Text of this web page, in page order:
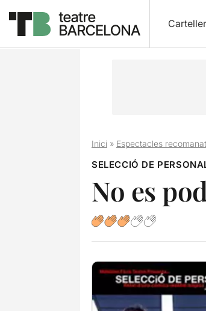
Inici» Espectacles
SELECCIÓ DE
No es